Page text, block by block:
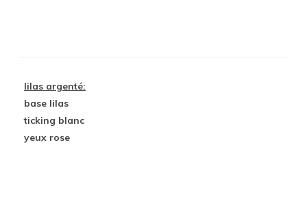
lilas argenté:
base lilas
ticking blanc
yeux rose